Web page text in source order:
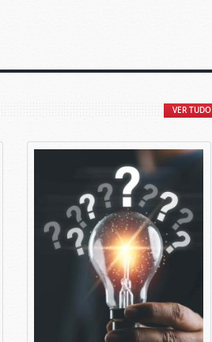
VER TUDO